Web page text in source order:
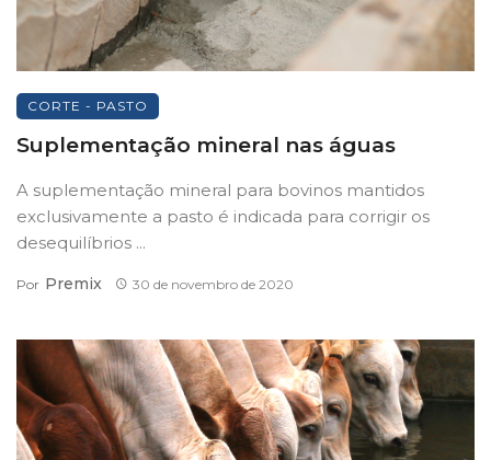
CORTE - PASTO
Suplementação mineral nas águas
A suplementação mineral para bovinos mantidos
exclusivamente a pasto é indicada para corrigir os
desequilíbrios ...
Por Premix 30 de novembro de 2020